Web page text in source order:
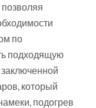
по
подходящую
который
подогрев